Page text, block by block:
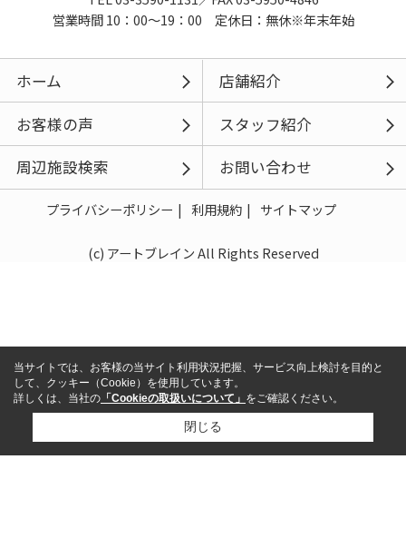
営業時間 10：00～19：00 定休日：無休※年末年始
ホーム
店舗紹介
お客様の声
スタッフ紹介
周辺施設検索
お問い合わせ
プライバシーポリシー 利用規約 サイトマップ
(c) アートブレイン All Rights Reserved
当サイトでは、お客様の当サイト利用状況把握、サービス向上検討を目的と
して、クッキー（Cookie）を使用しています。
詳しくは、当社の 「Cookieの取扱いについて」 をご確認ください。
閉じる